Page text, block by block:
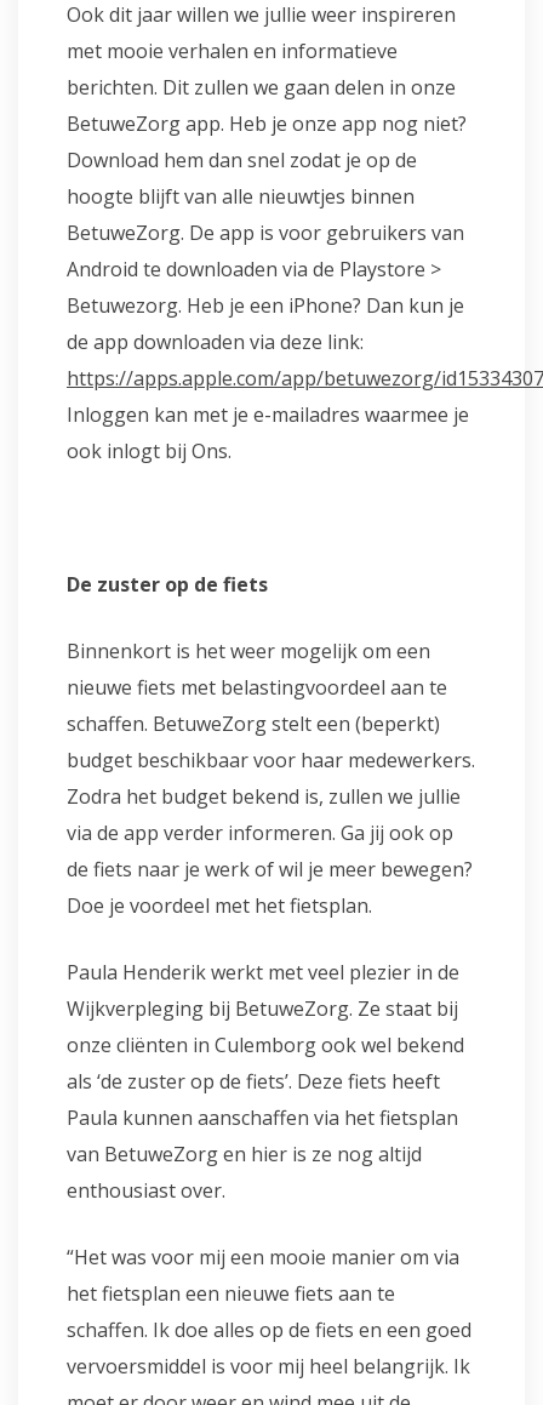
Ook dit jaar willen we jullie weer inspireren
met mooie verhalen en informatieve
berichten. Dit zullen we gaan delen in onze
BetuweZorg app. Heb je onze app nog niet?
Download hem dan snel zodat je op de
hoogte blijft van alle nieuwtjes binnen
BetuweZorg. De app is voor gebruikers van
Android te downloaden via de Playstore >
Betuwezorg. Heb je een iPhone? Dan kun je
de app downloaden via deze link:
https://apps.apple.com/app/betuwezorg/
Inloggen kan met je e-mailadres waarmee je
ook inlogt bij Ons.
De zuster op de fiets
Binnenkort is het weer mogelijk om een
nieuwe fiets met belastingvoordeel aan te
schaffen. BetuweZorg stelt een (beperkt)
budget beschikbaar voor haar medewerkers.
Zodra het budget bekend is, zullen we jullie
via de app verder informeren. Ga jij ook op
de fiets naar je werk of wil je meer bewegen?
Doe je voordeel met het fietsplan.
Paula Henderik werkt met veel plezier in de
Wijkverpleging bij BetuweZorg. Ze staat bij
onze cliënten in Culemborg ook wel bekend
als ‘de zuster op de fiets’. Deze fiets heeft
Paula kunnen aanschaffen via het fietsplan
van BetuweZorg en hier is ze nog altijd
enthousiast over.
“Het was voor mij een mooie manier om via
het fietsplan een nieuwe fiets aan te
schaffen. Ik doe alles op de fiets en een goed
vervoersmiddel is voor mij heel belangrijk. Ik